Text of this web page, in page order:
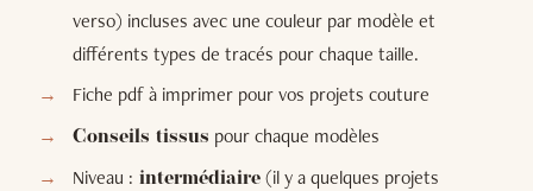
verso) incluses avec une couleur par modèle et
différents types de tracés pour chaque taille.
Fiche pdf à imprimer pour vos projets couture
Conseils tissus pour chaque modèles
Niveau : intermédiaire(il y a quelques projets